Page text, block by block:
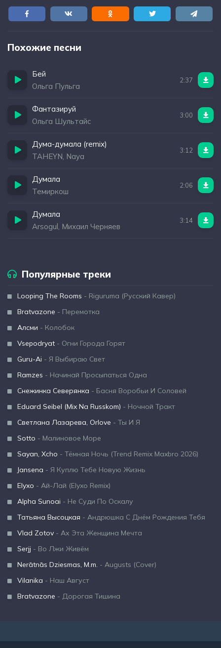
Похожие песни
Бей
Ольга Пульга
2:37
Фантазируй
Ольга Шультайс
3:00
Дума-думала (remix)
TAHEYN, Naya
3:12
Думала
Темиркош
2:06
Думала
Arsogul, Михаил Черняев
3:14
Популярные треки
Looping The Rooms - Riguruma (Русский Кавер)
Bratvazone - Перемотка
Алсми - Колобок
Vsepodryat - Огни Города Горят
Guru-Ai - Я Выбираю Свет
Ramzes - Начинай Просыпаться Одна
Снежинка Северянка - Басня Воробьи И Соловей
Eduard Seibel (Mix Na Russkom) - Ночной Тракт
Светлана Лазарева, Orlove - Ты И Я
Sotto - Малиновое Море
Sayan, Xcho - Тёмная Ночь (Trend Remix Maxbro 2026)
Jansena - Я Куплю Тебе Новую Жизнь
Elyxo - Ай-Лай (Elyxo Remix)
Alpha Sunoai - Не Суди По Оскалу
Татьяна Высоцкая - Андрюшка С Днём Рождения Тебя
Vlad Zotov - Ах Эта Женщина Мечта
Serjj - Во Лжи Живём
Nerātnās Dziesmas, M.m. - Augusts (Cover)
Vilanika - Наш Август
Bratvazone - Дорогая Тишина